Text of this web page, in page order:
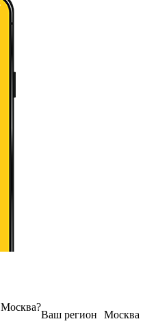
Москва
Ваш регион
Москва?